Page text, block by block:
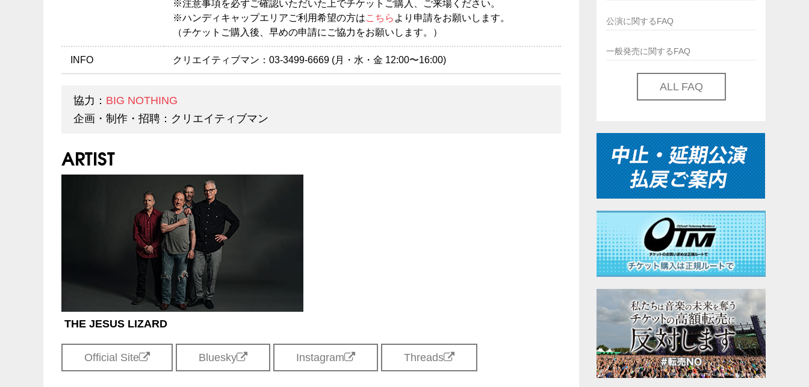
※注意事項を必ずご確認いただいた上でチケットご購入、ご来場ください。
※ハンディキャップエリアご利用希望の方はこちら より申請をお願いします。
（チケットご購入後、早めの申請にご協力をお願いします。）
INFO クリエイティブマン：03-3499-6669 (月・水・金 12:00〜16:00)
協力： BIG NOTHING
企画・制作・招聘：クリエイティブマン
ARTIST
THE JESUS LIZARD
Official Site Bluesky Instagram Threads
公演に関するFAQ
一般発売に関するFAQ
ALL FAQ